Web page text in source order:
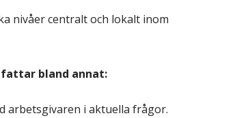
nivåer centralt och lokalt inom
bland annat:
arbetsgivaren i aktuella frågor.